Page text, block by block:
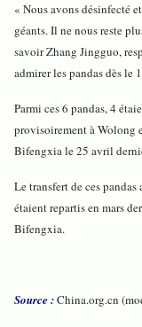
« Nous avons désinfecté
géants. Il ne nous reste
savoir Zhang Jingguo,
admirer les pandas dès le
Parmi ces 6 pandas, 4
provisoirement à Wolong
Bifengxia le 25 avril
Le transfert de ces
étaient repartis en mars
Bifengxia.
Source :China.org.cn